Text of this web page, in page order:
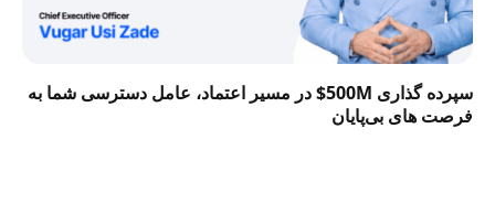
سپرده گذاری 500M$ در مسیر اعتماد، عامل دسترسی شما به
فرصت‌ های بی‌پایان